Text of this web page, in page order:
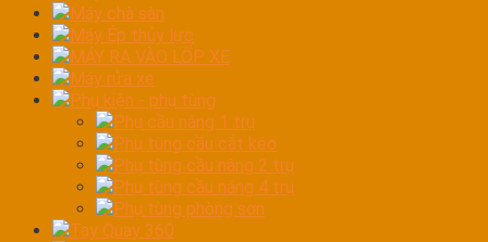
Máy chà sàn
Máy Ép thủy lực
MÁY RA VÀO LỐP XE
Máy rửa xe
Phụ kiện - phụ tùng
Phụ cầu nâng 1 trụ
Phụ tùng cầu cắt kéo
Phụ tùng cầu nâng 2 trụ
Phụ tùng cầu nâng 4 trụ
Phụ tùng phòng sơn
Tay Quay 360